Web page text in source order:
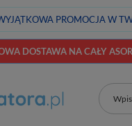
PROMOCJA W
DOSTAWA NA CAŁY